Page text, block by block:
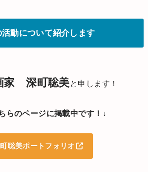
動について紹介します
家 深町聡美と申します！
らのページに掲載中です！↓
聡美ポートフォリオ